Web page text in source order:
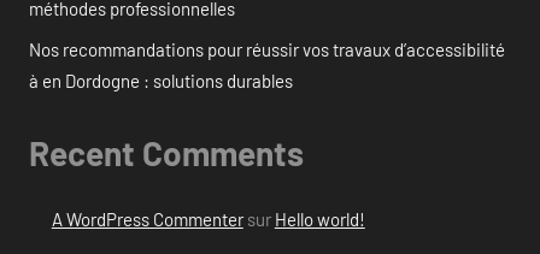
méthodes professionnelles
Nos recommandations pour réussir vos travaux d’accessibilité
à en Dordogne : solutions durables
Recent Comments
A WordPress Commentersur Hello world!